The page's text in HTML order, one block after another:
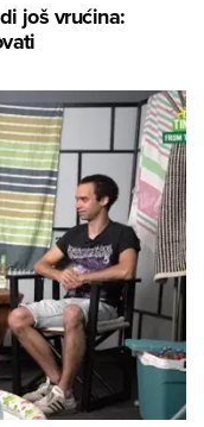
još vrućina: